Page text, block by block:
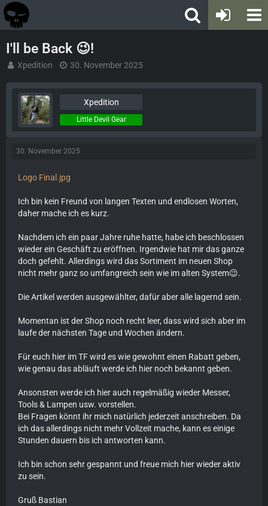
I'll be Back 😉!
Xpedition 30. November 2025
Xpedition
Little Devil Gear
30. November 2025
Logo Final.jpg
Ich bin kein Freund von langen Texten und endlosen Worten,
daher mache ich es kurz.
Nachdem ich ein paar Jahre ruhe hatte, habe ich beschlossen
wieder ein Geschäft zu eröffnen. Irgendwie hat mir das ganze
doch gefehlt. Allerdings wird das Sortiment im neuen Shop
nicht mehr ganz so umfangreich sein wie im alten System😉.
Die Artikel werden ausgewählter, dafür aber alle lagernd sein.
Momentan ist der Shop noch recht leer, dass wird sich aber im
laufe der nächsten Tage und Wochen ändern.
Für euch hier im TF wird es wie gewohnt einen Rabatt geben,
wie genau das abläuft werde ich hier noch bekannt geben.
Ansonsten werde ich hier auch regelmäßig wieder Messer,
Tools & Lampen usw. vorstellen.
Bei Fragen könnt ihr mich natürlich jederzeit anschreiben. Da
ich das allerdings nicht mehr Vollzeit mache, kann es einige
Stunden dauern bis ich antworten kann.
Ich bin schon sehr gespannt und freue mich hier wieder aktiv
zu sein.
Gruß Bastian